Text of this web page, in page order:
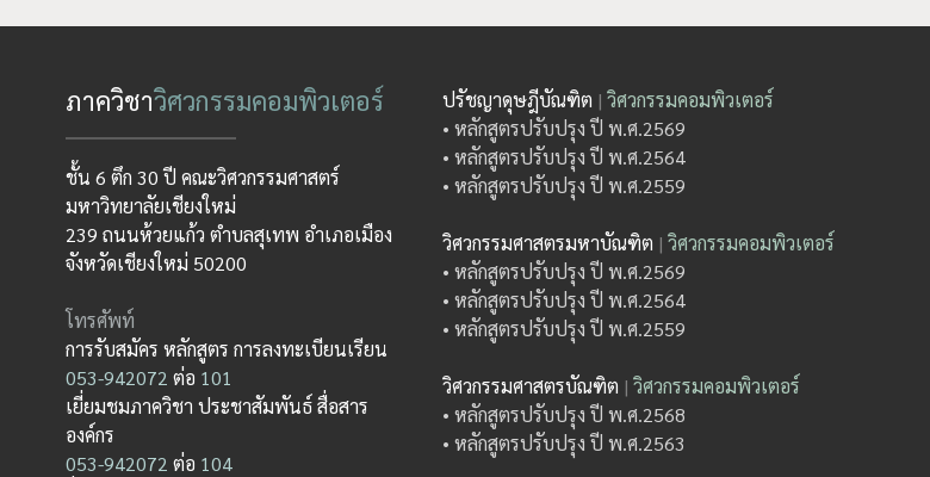
ภาควิชาวิศวกรรมคอมพิวเตอร์
ชั้น 6 ตึก 30 ปี คณะวิศวกรรมศาสตร์
มหาวิทยาลัยเชียงใหม่
239 ถนนห้วยแก้ว ตำบลสุเทพ อำเภอเมือง
จังหวัดเชียงใหม่ 50200
โทรศัพท์
การรับสมัคร หลักสูตร การลงทะเบียนเรียน
053-942072 ต่อ 101
เยี่ยมชมภาควิชา ประชาสัมพันธ์ สื่อสาร
องค์กร
053-942072 ต่อ 104
ปรัชญาดุษฎีบัณฑิต | วิศวกรรมคอมพิวเตอร์
• หลักสูตรปรับปรุง ปี พ.ศ.2569
• หลักสูตรปรับปรุง ปี พ.ศ.2564
• หลักสูตรปรับปรุง ปี พ.ศ.2559
วิศวกรรมศาสตรมหาบัณฑิต | วิศวกรรมคอมพิวเตอร์
• หลักสูตรปรับปรุง ปี พ.ศ.2569
• หลักสูตรปรับปรุง ปี พ.ศ.2564
• หลักสูตรปรับปรุง ปี พ.ศ.2559
วิศวกรรมศาสตรบัณฑิต | วิศวกรรมคอมพิวเตอร์
• หลักสูตรปรับปรุง ปี พ.ศ.2568
• หลักสูตรปรับปรุง ปี พ.ศ.2563